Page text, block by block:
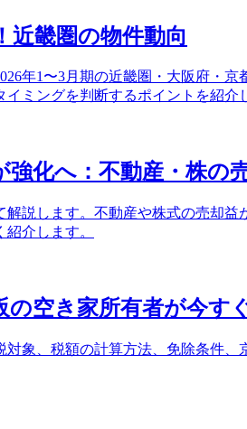
近畿圏の物件動向
年1〜3月期の近畿圏・大阪府・
ミングを判断するポイントを紹介
化へ：不動産・株の
説します。不動産や株式の売却
介します。
空き家所有者が今す
象、税額の計算方法、免除条件